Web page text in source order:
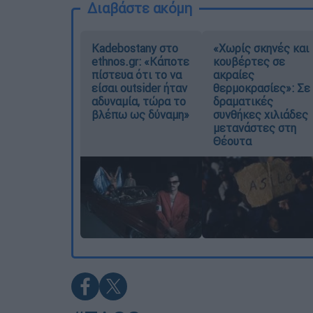
Διαβάστε ακόμη
Kadebostany στο
ethnos.gr: «Κάποτε
πίστευα ότι το να
είσαι outsider ήταν
αδυναμία, τώρα το
βλέπω ως δύναμη»
«Χωρίς σκηνές και
κουβέρτες σε
ακραίες
θερμοκρασίες»: Σε
δραματικές
συνθήκες χιλιάδες
μετανάστες στη
Θέουτα